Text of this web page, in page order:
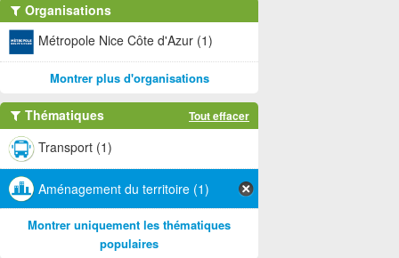
Organisations
Métropole Nice Côte d'Azur (1)
Montrer plus d'organisations
Thématiques Tout effacer
Transport (1)
Aménagement du territoire (1)
Montrer uniquement les thématiques
populaires